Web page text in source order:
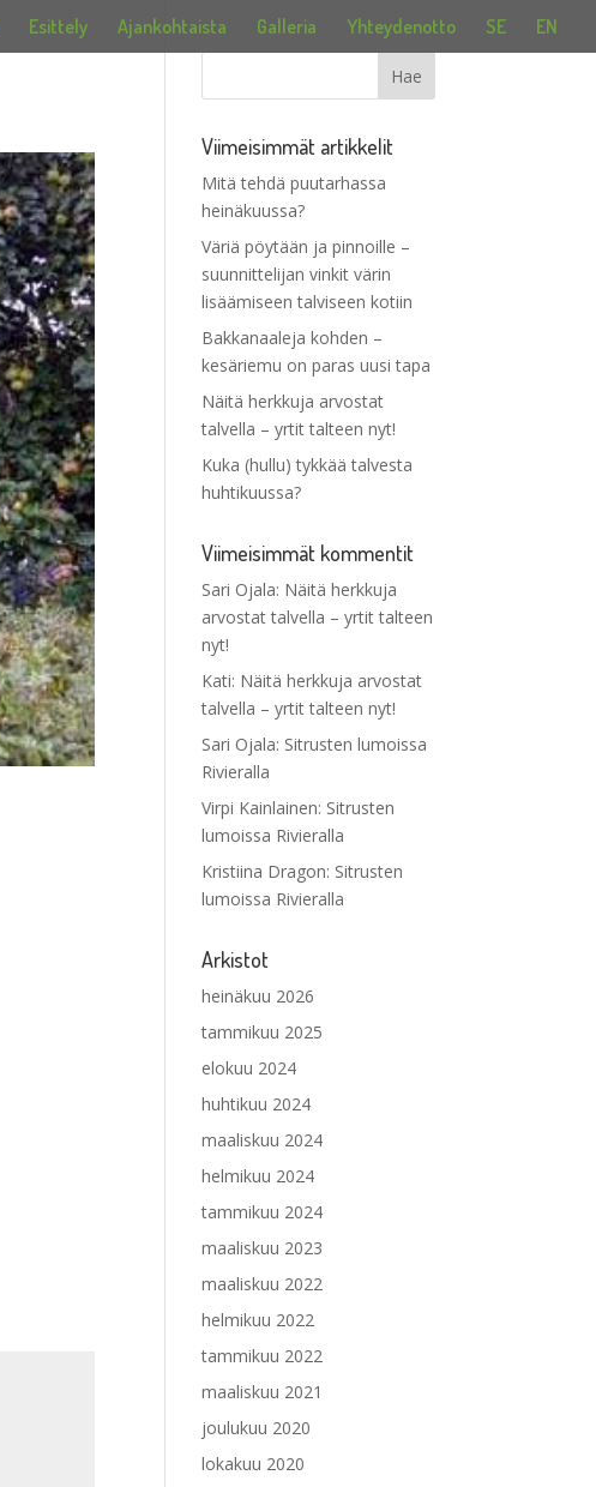
Esittely Ajankohtaista Galleria Yhteydenotto SE EN
Viimeisimmät artikkelit
Mitä tehdä puutarhassa
heinäkuussa?
Väriä pöytään ja pinnoille –
suunnittelijan vinkit värin
lisäämiseen talviseen kotiin
Bakkanaaleja kohden –
kesäriemu on paras uusi tapa
Näitä herkkuja arvostat
talvella – yrtit talteen nyt!
Kuka (hullu) tykkää talvesta
huhtikuussa?
Viimeisimmät kommentit
Sari Ojala: Näitä herkkuja
arvostat talvella – yrtit talteen
nyt!
Kati: Näitä herkkuja arvostat
talvella – yrtit talteen nyt!
Sari Ojala: Sitrusten lumoissa
Rivieralla
Virpi Kainlainen: Sitrusten
lumoissa Rivieralla
Kristiina Dragon: Sitrusten
lumoissa Rivieralla
Arkistot
heinäkuu 2026
tammikuu 2025
elokuu 2024
huhtikuu 2024
maaliskuu 2024
helmikuu 2024
tammikuu 2024
maaliskuu 2023
maaliskuu 2022
helmikuu 2022
tammikuu 2022
maaliskuu 2021
joulukuu 2020
lokakuu 2020